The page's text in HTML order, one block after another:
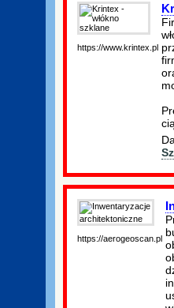
https://www.krintex.pl
https://aerogeoscan.pl